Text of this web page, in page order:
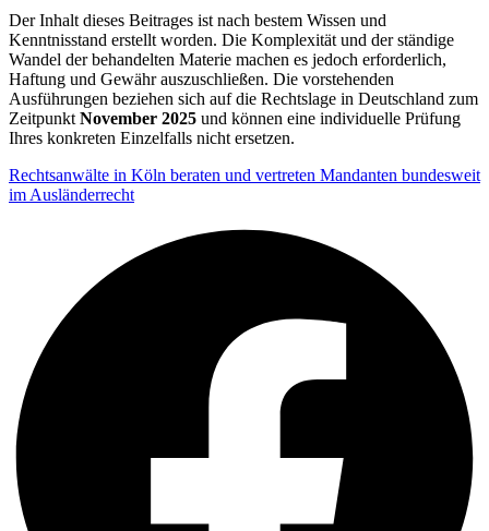
Der Inhalt dieses Beitrages ist nach bestem Wissen und
Kenntnisstand erstellt worden. Die Komplexität und der ständige
Wandel der behandelten Materie machen es jedoch erforderlich,
Haftung und Gewähr auszuschließen. Die vorstehenden
Ausführungen beziehen sich auf die Rechtslage in Deutschland zum
Zeitpunkt November 2025 und können eine individuelle Prüfung
Ihres konkreten Einzelfalls nicht ersetzen.
Rechtsanwälte in Köln beraten und vertreten Mandanten bundesweit
im Ausländerrecht